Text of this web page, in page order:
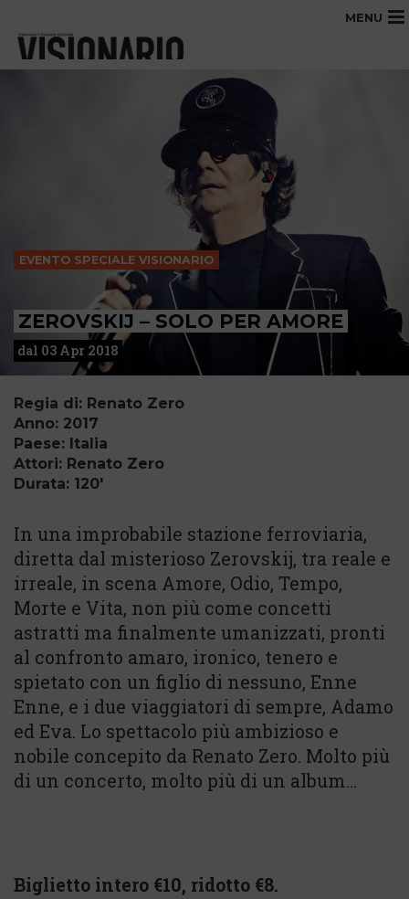
MENU
EVENTO SPECIALE VISIONARIO
ZEROVSKIJ – SOLO PER AMORE
dal 03 Apr 2018
Regia di: Renato Zero
Anno: 2017
Paese: Italia
Attori: Renato Zero
Durata: 120'
In una improbabile stazione ferroviaria,
diretta dal misterioso Zerovskij, tra reale e
irreale, in scena Amore, Odio, Tempo,
Morte e Vita, non più come concetti
astratti ma finalmente umanizzati, pronti
al confronto amaro, ironico, tenero e
spietato con un figlio di nessuno, Enne
Enne, e i due viaggiatori di sempre, Adamo
ed Eva. Lo spettacolo più ambizioso e
nobile concepito da Renato Zero. Molto più
di un concerto, molto più di un album…
Biglietto intero €10, ridotto €8.